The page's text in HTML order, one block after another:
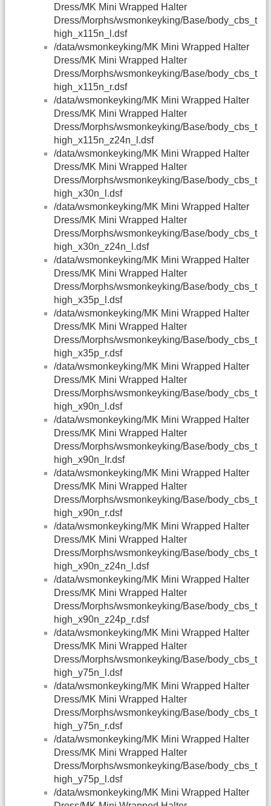
Dress/MK Mini Wrapped Halter
Dress/Morphs/wsmonkeyking/Base/body_cbs_t
high_x115n_l.dsf
/data/wsmonkeyking/MK Mini Wrapped Halter
Dress/MK Mini Wrapped Halter
Dress/Morphs/wsmonkeyking/Base/body_cbs_t
high_x115n_r.dsf
/data/wsmonkeyking/MK Mini Wrapped Halter
Dress/MK Mini Wrapped Halter
Dress/Morphs/wsmonkeyking/Base/body_cbs_t
high_x115n_z24n_l.dsf
/data/wsmonkeyking/MK Mini Wrapped Halter
Dress/MK Mini Wrapped Halter
Dress/Morphs/wsmonkeyking/Base/body_cbs_t
high_x30n_l.dsf
/data/wsmonkeyking/MK Mini Wrapped Halter
Dress/MK Mini Wrapped Halter
Dress/Morphs/wsmonkeyking/Base/body_cbs_t
high_x30n_z24n_l.dsf
/data/wsmonkeyking/MK Mini Wrapped Halter
Dress/MK Mini Wrapped Halter
Dress/Morphs/wsmonkeyking/Base/body_cbs_t
high_x35p_l.dsf
/data/wsmonkeyking/MK Mini Wrapped Halter
Dress/MK Mini Wrapped Halter
Dress/Morphs/wsmonkeyking/Base/body_cbs_t
high_x35p_r.dsf
/data/wsmonkeyking/MK Mini Wrapped Halter
Dress/MK Mini Wrapped Halter
Dress/Morphs/wsmonkeyking/Base/body_cbs_t
high_x90n_l.dsf
/data/wsmonkeyking/MK Mini Wrapped Halter
Dress/MK Mini Wrapped Halter
Dress/Morphs/wsmonkeyking/Base/body_cbs_t
high_x90n_lr.dsf
/data/wsmonkeyking/MK Mini Wrapped Halter
Dress/MK Mini Wrapped Halter
Dress/Morphs/wsmonkeyking/Base/body_cbs_t
high_x90n_r.dsf
/data/wsmonkeyking/MK Mini Wrapped Halter
Dress/MK Mini Wrapped Halter
Dress/Morphs/wsmonkeyking/Base/body_cbs_t
high_x90n_z24n_l.dsf
/data/wsmonkeyking/MK Mini Wrapped Halter
Dress/MK Mini Wrapped Halter
Dress/Morphs/wsmonkeyking/Base/body_cbs_t
high_x90n_z24p_r.dsf
/data/wsmonkeyking/MK Mini Wrapped Halter
Dress/MK Mini Wrapped Halter
Dress/Morphs/wsmonkeyking/Base/body_cbs_t
high_y75n_l.dsf
/data/wsmonkeyking/MK Mini Wrapped Halter
Dress/MK Mini Wrapped Halter
Dress/Morphs/wsmonkeyking/Base/body_cbs_t
high_y75n_r.dsf
/data/wsmonkeyking/MK Mini Wrapped Halter
Dress/MK Mini Wrapped Halter
Dress/Morphs/wsmonkeyking/Base/body_cbs_t
high_y75p_l.dsf
/data/wsmonkeyking/MK Mini Wrapped Halter